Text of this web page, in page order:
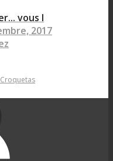
vous l
2017
Croquetas